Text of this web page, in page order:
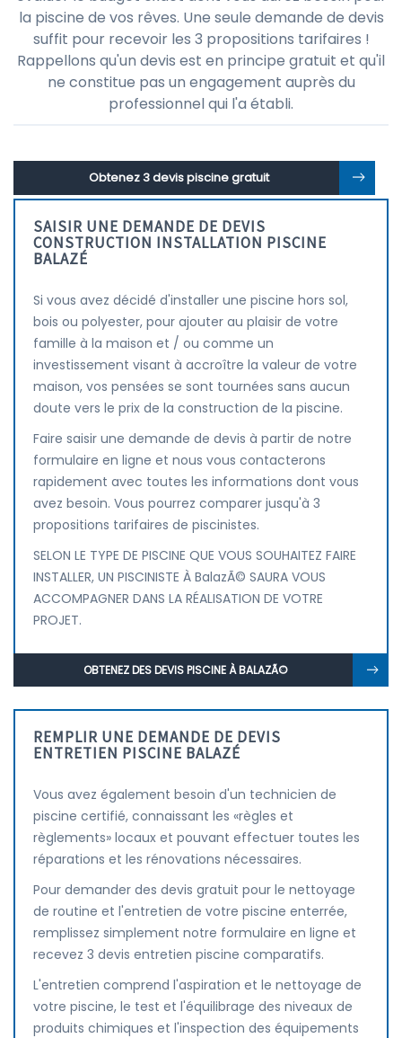
la piscine de vos rêves. Une seule demande de devis
suffit pour recevoir les 3 propositions tarifaires !
Rappellons qu'un devis est en principe gratuit et qu'il
ne constitue pas un engagement auprès du
professionnel qui l'a établi.
Obtenez 3 devis piscine gratuit
SAISIR UNE DEMANDE DE DEVIS
CONSTRUCTION INSTALLATION PISCINE
BALAZÉ
Si vous avez décidé d'installer une piscine hors sol,
bois ou polyester, pour ajouter au plaisir de votre
famille à la maison et / ou comme un
investissement visant à accroître la valeur de votre
maison, vos pensées se sont tournées sans aucun
doute vers le prix de la construction de la piscine.
Faire saisir une demande de devis à partir de notre
formulaire en ligne et nous vous contacterons
rapidement avec toutes les informations dont vous
avez besoin. Vous pourrez comparer jusqu'à 3
propositions tarifaires de piscinistes.
SELON LE TYPE DE PISCINE QUE VOUS SOUHAITEZ FAIRE
INSTALLER, UN PISCINISTE À BalazÃ© SAURA VOUS
ACCOMPAGNER DANS LA RÉALISATION DE VOTRE
PROJET.
OBTENEZ DES DEVIS PISCINE À BALAZÃ©
REMPLIR UNE DEMANDE DE DEVIS
ENTRETIEN PISCINE BALAZÉ
Vous avez également besoin d'un technicien de
piscine certifié, connaissant les «règles et
règlements» locaux et pouvant effectuer toutes les
réparations et les rénovations nécessaires.
Pour demander des devis gratuit pour le nettoyage
de routine et l'entretien de votre piscine enterrée,
remplissez simplement notre formulaire en ligne et
recevez 3 devis entretien piscine comparatifs.
L'entretien comprend l'aspiration et le nettoyage de
votre piscine, le test et l'équilibrage des niveaux de
produits chimiques et l'inspection des équipements